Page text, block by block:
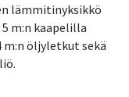
lämmitinyksikkö
m:n kaapelilla
m:n öljyletkut sekä